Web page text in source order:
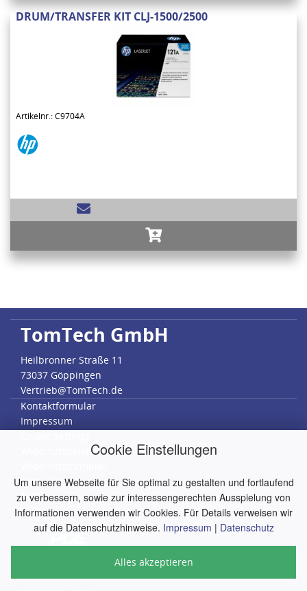
Cookie Einstellungen
Um unsere Webseite für Sie optimal zu gestalten und fortlaufend
zu verbessern, sowie zur interessengerechten Ausspielung von
Informationen verwenden wir Cookies. Für Details verweisen wir
auf die Datenschutzhinweise. Impressum | Datenschutz
Alles akzeptieren
DRUM/TRANSFER KIT CLJ-1500/2500
Artikelnr.: C9704A
TomTech GmbH
Heilbronner Straße 11
73037 Göppingen
Vertrieb@TomTech.de
Kontaktformular
Impressum
Widerrufsbelehrung
Datenschutz
AGB
RMA